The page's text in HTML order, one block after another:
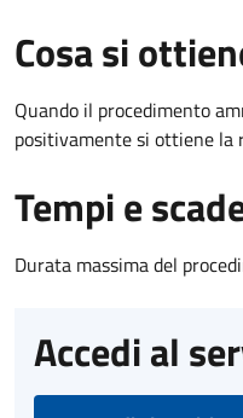
Cosa si
Quando il procedimento
positivamente si ottiene la
Tempi e
Durata massima del
Accedi al